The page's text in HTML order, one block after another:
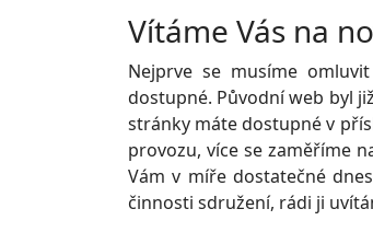
Vítáme Vás na
Nejprve se musíme
dostupné. Původní web byl
stránky máte dostupné v
provozu, více se zaměříme
Vám v míře dostatečné
činnosti sdružení, rádi ji